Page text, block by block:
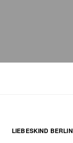
LIEBESKIND BERLIN